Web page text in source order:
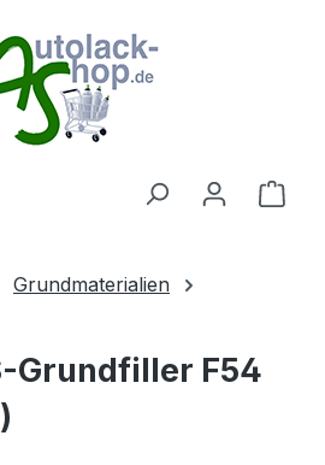
Grundmaterialien
Grundfiller F54